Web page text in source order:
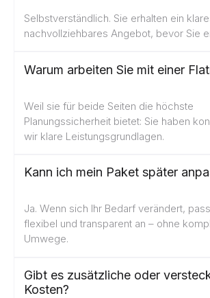
Selbstverständlich. Sie erhalten ein
nachvollziehbares Angebot, bevor Sie
Warum arbeiten Sie mit einer
Weil sie für beide Seiten die höchste
Planungssicherheit bietet: Sie haben
wir klare Leistungsgrundlagen.
Kann ich mein Paket später
Ja. Wenn sich Ihr Bedarf verändert,
flexibel und transparent an – ohne
Umwege.
Gibt es zusätzliche oder
Kosten?